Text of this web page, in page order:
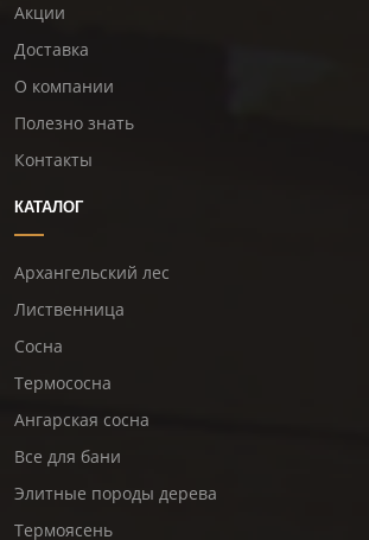
Акции
Доставка
О компании
Полезно знать
Контакты
КАТАЛОГ
Архангельский лес
Лиственница
Сосна
Термососна
Ангарская сосна
Все для бани
Элитные породы дерева
Термоясень